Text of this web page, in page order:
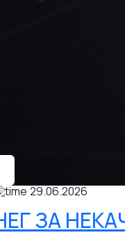
29.06.2026
ЗА